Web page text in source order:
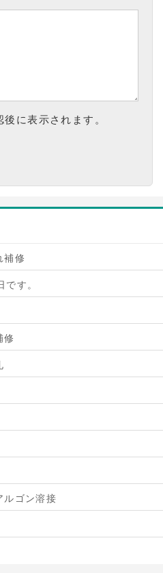
に表示されます。
補修
す。
修
ルゴン溶接